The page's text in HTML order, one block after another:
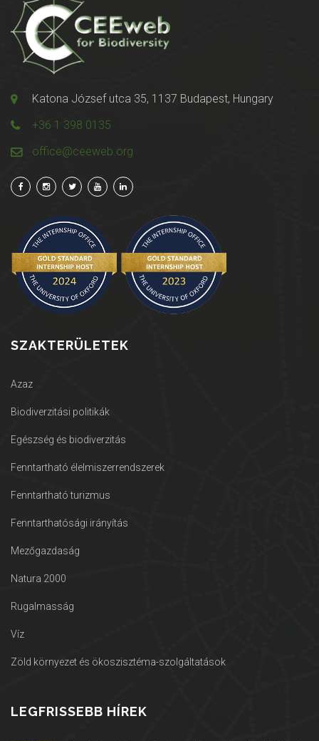
Katona József utca 35, 1137 Budapest, Hungary
+36 1 398 0135
office@ceeweb.org
SZAKTERÜLETEK
Azaz
Biodiverzitási politikák
Egészség és biodiverzitás
Fenntartható élelmiszerrendszerek
Fenntartható turizmus
Fenntarthatósági irányítás
Mezőgazdaság
Natura 2000
Rugalmasság
Víz
Zöld környezet és ökoszisztéma-szolgáltatások
LEGFRISSEBB HÍREK